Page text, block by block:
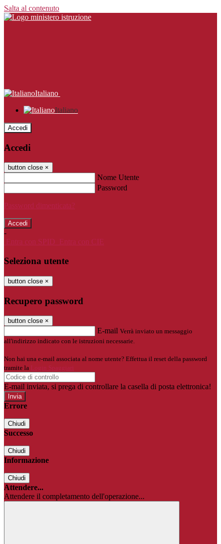
Salta al contenuto
Italiano
Italiano
Accedi
Accedi
button close ×
Nome Utente
Password
Password dimenticata?
-
Entra con SPID
Entra con CIE
Seleziona utente
button close ×
Recupero password
button close ×
E-mail Verrà inviato un messaggio
all'indirizzo indicato con le istruzioni necessarie.
Non hai una e-mail associata al nome utente? Effettua il reset della password
tramite la
Login Spaggiari
E-mail inviata, si prega di controllare la casella di posta elettronica!
Errore
Chiudi
Successo
Chiudi
Informazione
Chiudi
Attendere...
Attendere il completamento dell'operazione...